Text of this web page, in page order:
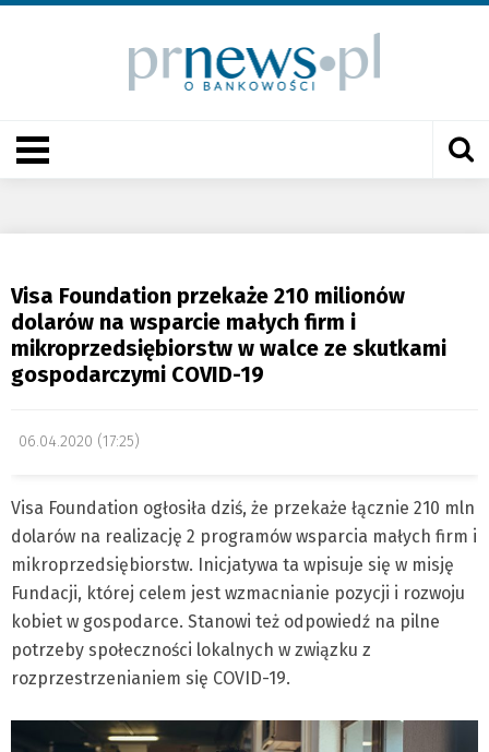
Visa Foundation przekaże 210 milionów
dolarów na wsparcie małych firm i
mikroprzedsiębiorstw w walce ze skutkami
gospodarczymi COVID-19
06.04.2020 (17:25)
Visa Foundation ogłosiła dziś, że przekaże łącznie 210 mln
dolarów na realizację 2 programów wsparcia małych firm i
mikroprzedsiębiorstw. Inicjatywa ta wpisuje się w misję
Fundacji, której celem jest wzmacnianie pozycji i rozwoju
kobiet w gospodarce. Stanowi też odpowiedź na pilne
potrzeby społeczności lokalnych w związku z
rozprzestrzenianiem się COVID-19.